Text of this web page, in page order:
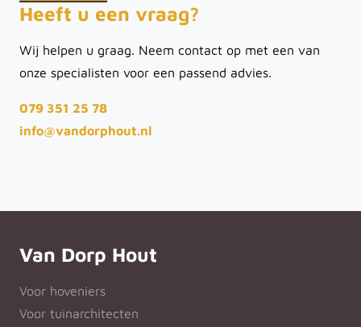
Heeft u een vraag?
Wij helpen u graag. Neem contact op met een van
onze specialisten voor een passend advies.
079 351 25 78
info@vandorphout.nl
Van Dorp Hout
Voor hoveniers
Voor tuinarchitecten